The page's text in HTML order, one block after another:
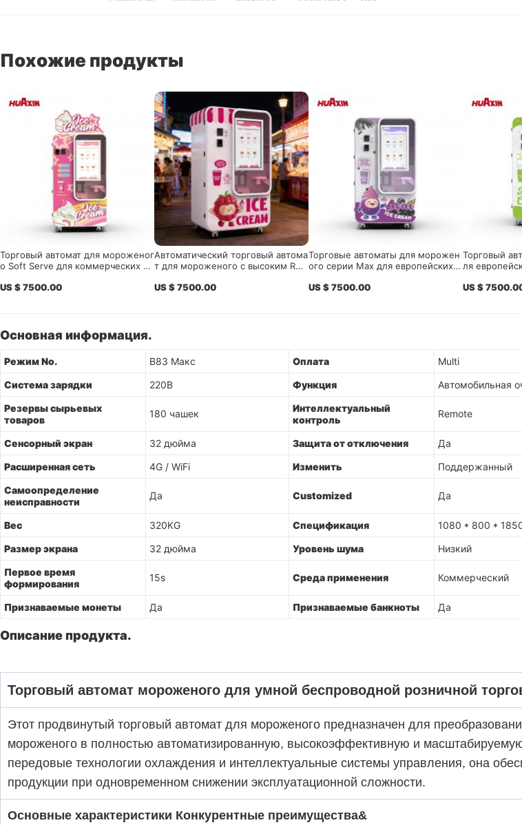
Похожие продукты
Торговый автомат для мороженог
о Soft Serve для коммерческих оп
US $ 7500.00
Автоматический торговый автома
т для мороженого с высоким ROI:
il Investors
US $ 7500.00
Торговые автоматы для морожен
ого серии Max для европейских д
ов, операторов и дилеров автома
US $ 7500.00
Торговый
ля
US $
Основная информация.
Режим No. B83 Макс Оплата
Multi
Система зарядки
220В Функция
Автомобильная
Резервы сырьевых
товаров
180 чашек
Интеллектуальный
контроль
Remote
Сенсорный экран 32 дюйма Защита от отключения
Да
Расширенная сеть
4G / WiFi Изменить
Поддержанный
Самоопределение
неисправности
Да Customized Да
Вес 320KG Спецификация
1080 * 800 *
Размер экрана
32 дюйма Уровень шума
Низкий
Первое время
формирования
15s Среда применения Коммерческий
Признаваемые монеты Да Признаваемые банкноты Да
Описание продукта.
Торговый автомат мороженого для умной беспроводной розничной
Этот продвинутый торговый автомат для мороженого предназначен для
мороженого в полностью автоматизированную, высокоэффективную и
передовые технологии охлаждения и интеллектуальные системы управления, она
продукции при одновременном снижении эксплуатационной сложности.
Основные характеристики Конкурентные преимущества&